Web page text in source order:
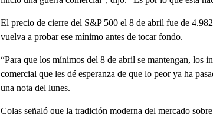
El precio de cierre del S&P 500 el 8 de abril fue de
vuelva a probar ese mínimo antes de tocar fondo.
“Para que los mínimos del 8 de abril se mantengan, los
comercial que les dé esperanza de que lo peor ya ha
una nota del lunes.
Colas señaló que la tradición moderna del mercado